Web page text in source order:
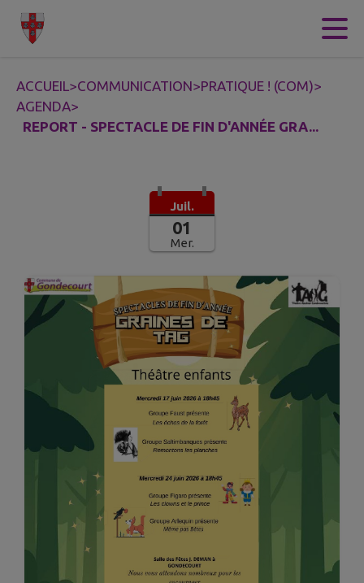
Contenu
ACCUEIL>COMMUNICATION>PRATIQUE ! (COM)>
AGENDA>
REPORT - SPECTACLE DE FIN D'ANNÉE GRA...
Juil.
01
Mer.